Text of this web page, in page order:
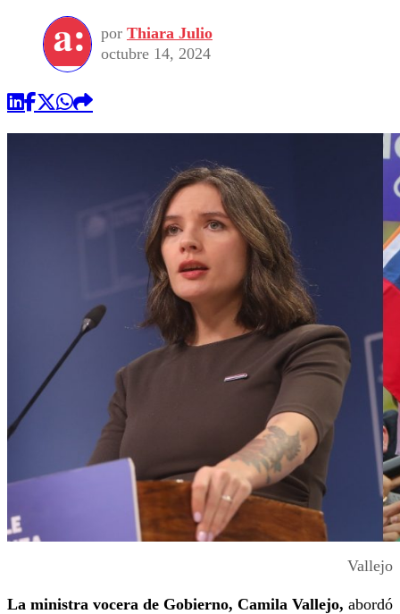
por Thiara Julio
octubre 14, 2024
Vallejo
La ministra vocera de Gobierno, Camila Vallejo, abordó